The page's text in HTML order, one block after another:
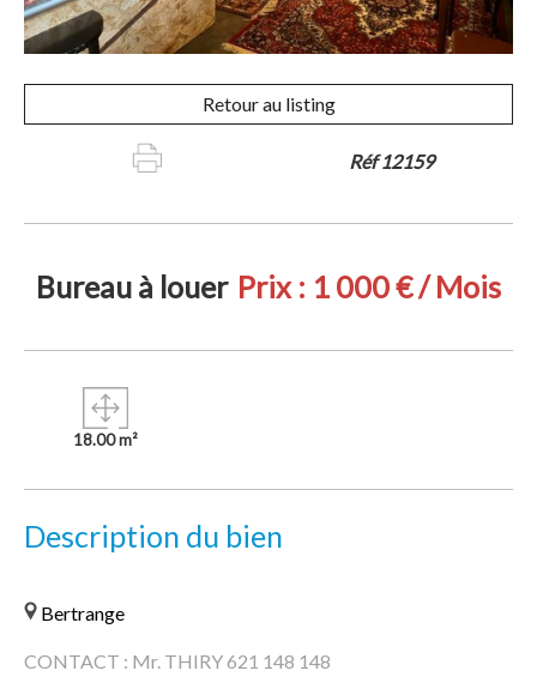
Retour au listing
Réf 12159
Bureau à louer Prix : 1 000 € / Mois
18.00 m²
Description du bien
Bertrange
CONTACT : Mr. THIRY 621 148 148